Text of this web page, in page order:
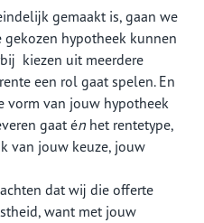
gemaakt is, gaan we
hypotheek kunnen
kiezen uit meerdere
een rol gaat spelen. En
vorm van jouw hypotheek
gaat én het rentetype,
van jouw keuze, jouw
dat wij die offerte
want met jouw